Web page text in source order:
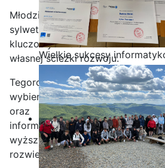
Wielkie sukcesy
ze Staszica w Akademii
CISCO!
Młodzież maturalna miała
sylwetkami aglomeracji
kluczowymi elementami
własnej ścieżki rozwoju.
Tegoroczni maturzyści poznali
wybierane kierunki
oraz najefektywniejsze
informacji na temat dalszej
wyższym. Uczniowie mogli
rozwiewać swoje wątpliwości.